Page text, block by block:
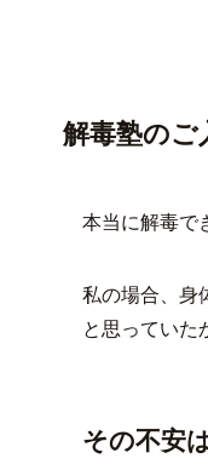
解毒塾のご
本当に解毒で
私の場合、身
と思っていた
その不安